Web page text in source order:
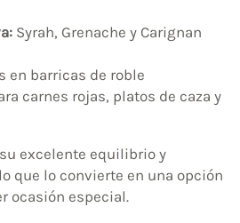
Syrah, Grenache y Carignan
en barricas de roble
carnes rojas, platos de caza y
excelente equilibrio y
que lo convierte en una opción
ocasión especial.